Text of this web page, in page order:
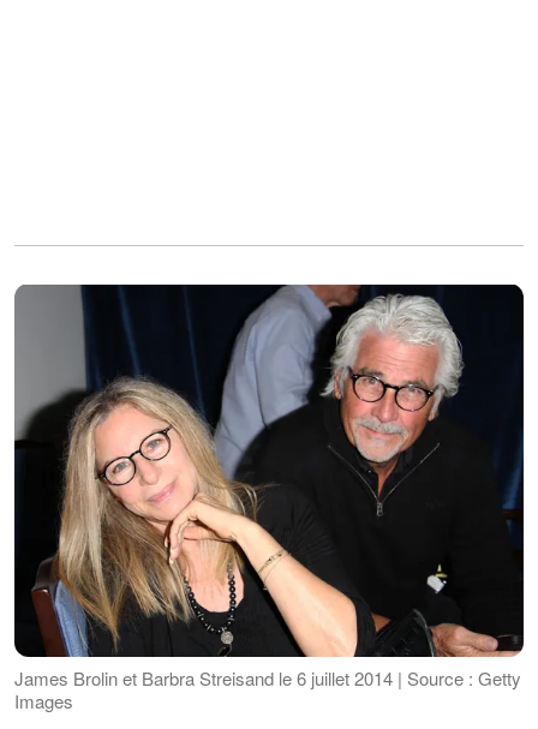
James Brolin et Barbra Streisand le 6 juillet 2014 | Source : Getty
Images